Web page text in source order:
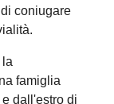
coniugare
famiglia
dall'estro di